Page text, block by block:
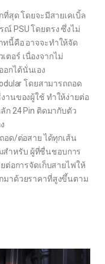
ที่สุด โดยจะมีสายเคเบิ้ล
ณ์ PSU โดยตรง ซึ่งไม่
ทนี้คือ อาจจะทำให้จัด
ตอร์ เนื่องจากไม่
อกได้นั่นเอง
โดยสามารถถอด
านของผู้ใช้ ทำให้ง่ายต่อ
ก 24 Pin ติดมากับตัว
อด/ต่อสาย ได้ทุกเส้น
ำหรับ ผู้ที่ชื่นชอบการ
ต่อการจัดเก็บสายไฟให้
มาด้วยราคาที่สูงขึ้นตาม